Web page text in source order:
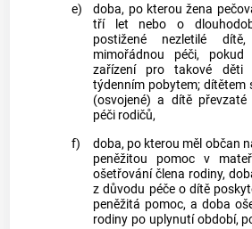
e)
doba, po kterou žena
tří let nebo o
postižené nezletilé
mimořádnou péči,
zařízení pro takové děti
týdenním pobytem; dítětem
(osvojené) a dítě
péči rodičů,
f)
doba, po kterou měl občan
peněžitou pomoc v
ošetřování člena rodiny,
z důvodu péče o dítě
peněžitá pomoc, a doba
rodiny po uplynutí období,